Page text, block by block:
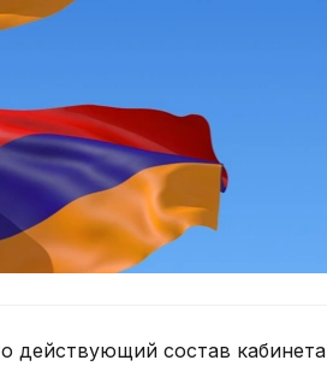
действующий состав кабинета